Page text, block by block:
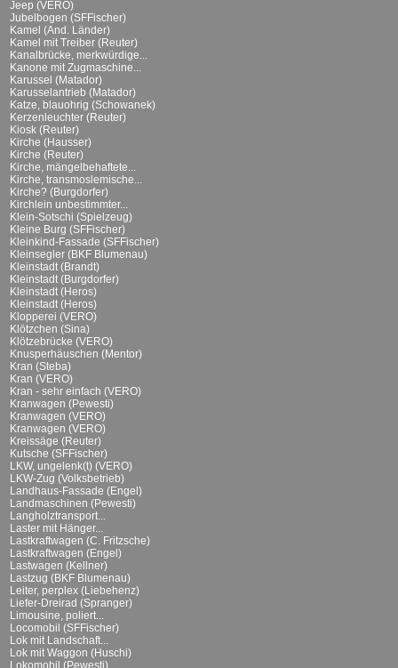
Jeep (VERO)
Jubelbogen (SFFischer)
Kamel (And. Länder)
Kamel mit Treiber (Reuter)
Kanalbrücke, merkwürdige...
Kanone mit Zugmaschine...
Karussel (Matador)
Karusselantrieb (Matador)
Katze, blauohrig (Schowanek)
Kerzenleuchter (Reuter)
Kiosk (Reuter)
Kirche (Hausser)
Kirche (Reuter)
Kirche, mängelbehaftete...
Kirche, transmoslemische...
Kirche? (Burgdorfer)
Kirchlein unbestimmter...
Klein-Sotschi (Spielzeug)
Kleine Burg (SFFischer)
Kleinkind-Fassade (SFFischer)
Kleinsegler (BKF Blumenau)
Kleinstadt (Brandt)
Kleinstadt (Burgdorfer)
Kleinstadt (Heros)
Kleinstadt (Heros)
Klopperei (VERO)
Klötzchen (Sina)
Klötzebrücke (VERO)
Knusperhäuschen (Mentor)
Kran (Steba)
Kran (VERO)
Kran - sehr einfach (VERO)
Kranwagen (Pewesti)
Kranwagen (VERO)
Kranwagen (VERO)
Kreissäge (Reuter)
Kutsche (SFFischer)
LKW, ungelenk(t) (VERO)
LKW-Zug (Volksbetrieb)
Landhaus-Fassade (Engel)
Landmaschinen (Pewesti)
Langholztransport...
Laster mit Hänger...
Lastkraftwagen (C. Fritzsche)
Lastkraftwagen (Engel)
Lastwagen (Kellner)
Lastzug (BKF Blumenau)
Leiter, perplex (Liebehenz)
Liefer-Dreirad (Spranger)
Limousine, poliert...
Locomobil (SFFischer)
Lok mit Landschaft...
Lok mit Waggon (Huschi)
Lokomobil (Pewesti)